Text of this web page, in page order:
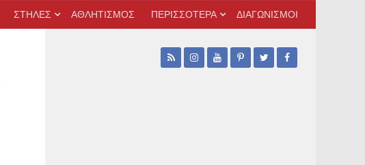
ΣΤΗΛΕΣ ΑΘΛΗΤΙΣΜΟΣ ΠΕΡΙΣΣΟΤΕΡΑ ΔΙΑΓΩΝΙΣΜΟΙ